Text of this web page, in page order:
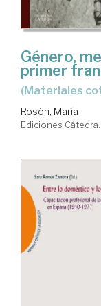
Género,
primer
(materiales
Rosón, María
Ediciones